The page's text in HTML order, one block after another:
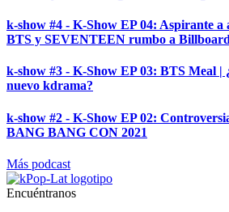
k-show #4 - K-Show EP 04: Aspirante a
BTS y SEVENTEEN rumbo a
k-show #3 - K-Show EP 03: BTS Meal |
nuevo kdrama?
k-show #2 - K-Show EP 02:
BANG BANG CON 2021
Más podcast
Encuéntranos